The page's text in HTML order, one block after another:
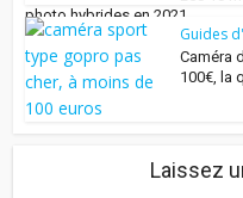
photo hybrides en 2021
Guides
Caméra
100€, la
Laissez